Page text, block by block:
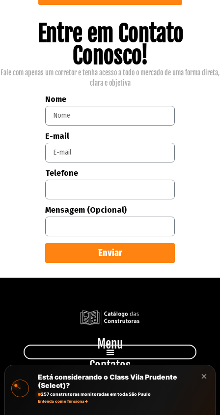
Entre em Contato
Conosco!
Fale com apenas um corretor e tenha acesso a todo o mercado de uma forma direta,
clara e objetiva
Nome
E-mail
Telefone
Mensagem (Opcional)
Enviar
Menu
Contatos
+55 11 949 231 810
atendimento@catalagodasconstrutoras.com.br
Avenida Paulista, 777, Sala 102
Está considerando o Class Vila Prudente
(Select)?
257 construtoras monitoradas em toda São Paulo
Entenda como funciona→
×